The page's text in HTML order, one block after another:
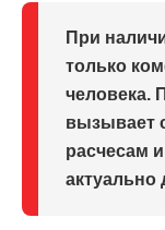
При
только
человека.
вызывает
расчесам
актуально